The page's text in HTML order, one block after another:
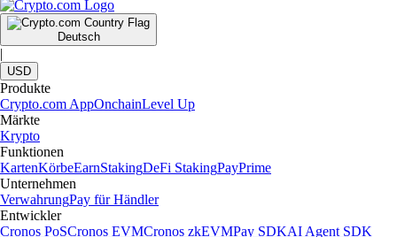
Deutsch
|
USD
Produkte
Crypto.com AppOnchainLevel Up
Märkte
Krypto
Funktionen
KartenKörbeEarnStakingDeFi StakingPayPrime
Unternehmen
VerwahrungPay für Händler
Entwickler
Cronos PoSCronos EVMCronos zkEVMPay SDKAI Agent SDK